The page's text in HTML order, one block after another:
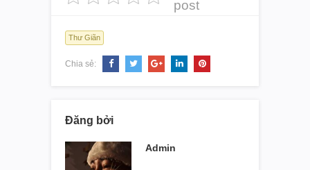
post
Thư Giãn
Chia sẻ:
Đăng bởi
Admin